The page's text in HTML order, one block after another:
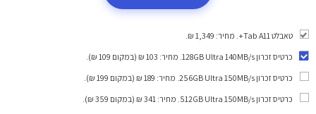
טאבלט Tab A11+. מחיר: 1,349 ₪.
כרטיס זכרון 128GB Ultra 140MB/s
. מחיר: 103 ₪ (במקום 109 ₪).
כרטיס זכרון 256GB Ultra 150MB/s
. מחיר: 189 ₪ (במקום 199 ₪).
כרטיס זכרון 512GB Ultra 150MB/s
. מחיר: 341 ₪ (במקום 359 ₪).